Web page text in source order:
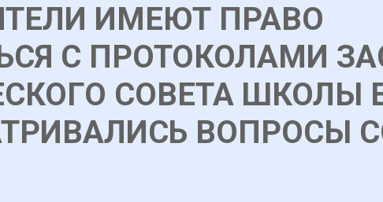
ИМЕЮТ ПРАВО
С ПРОТОКОЛАМИ
СОВЕТА ШКОЛЫ
ВОПРОСЫ